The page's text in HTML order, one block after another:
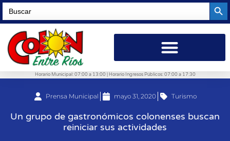
Search
for:
Horario Municipal: 07:00 a 13:00 | Horario Ingresos Públicos: 07:00 a 17:30
Prensa Municipal mayo 31, 2020 Turismo
Un grupo de gastronómicos colonenses buscan
reiniciar sus actividades